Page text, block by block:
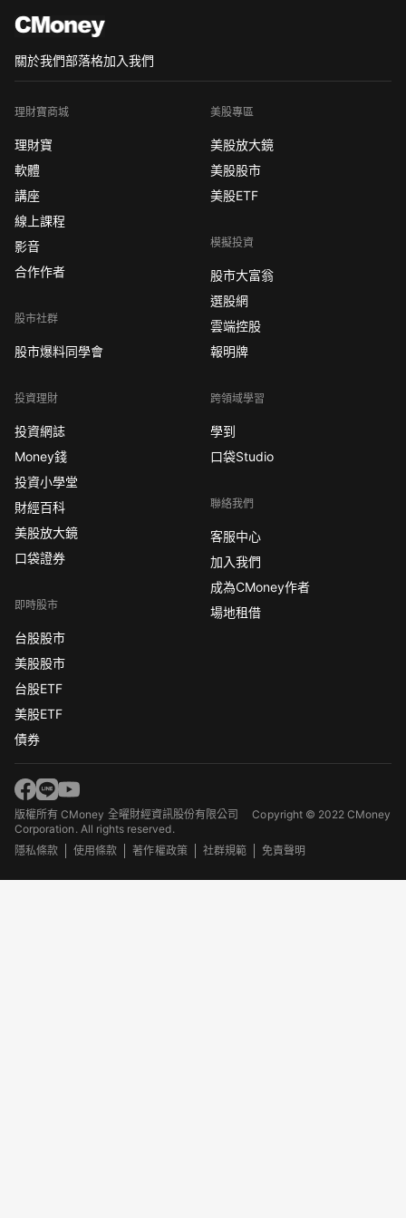
關於我們部落格加入我們
理財寶商城
理財寶
軟體
講座
線上課程
影音
合作作者
股市社群
股市爆料同學會
投資理財
投資網誌
Money錢
投資小學堂
財經百科
美股放大鏡
口袋證券
即時股市
台股股市
美股股市
台股ETF
美股ETF
債券
美股專區
美股放大鏡
美股股市
美股ETF
模擬投資
股市大富翁
選股網
雲端控股
報明牌
跨領域學習
學到
口袋Studio
聯絡我們
客服中心
加入我們
成為CMoney作者
場地租借
版權所有 CMoney 全曜財經資訊股份有限公司Copyright © 2022 CMoney
Corporation. All rights reserved.
隱私條款
使用條款 著作權政策 社群規範 免責聲明